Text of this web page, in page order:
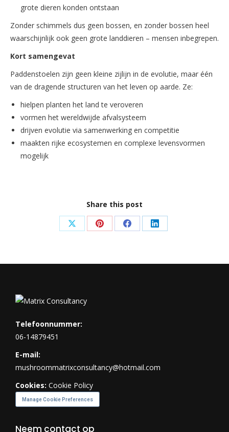
grote dieren konden ontstaan
Zonder schimmels dus geen bossen, en zonder bossen heel
waarschijnlijk ook geen grote landdieren – mensen inbegrepen.
Kort samengevat
Paddenstoelen zijn geen kleine zijlijn in de evolutie, maar één
van de dragende structuren van het leven op aarde. Ze:
hielpen planten het land te veroveren
vormen het wereldwijde afvalsysteem
drijven evolutie via samenwerking en competitie
maakten rijke ecosystemen en complexe levensvormen
mogelijk
Share this post
Share
X
Share
Pinterest
Share
Facebook
Share
LinkedIn
Telefoonnummer:
06-14879451
E-mail:
mushroommatrixconsultancy@hotmail.com
Cookies: Cookie Policy
Manage Cookie Preferences
Neem contact op